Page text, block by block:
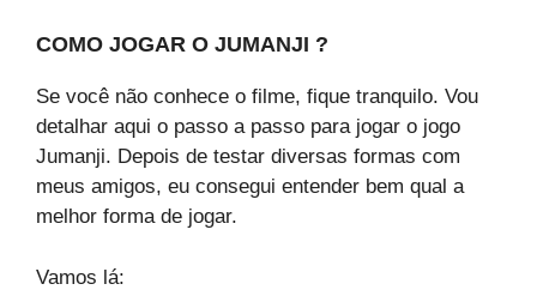
COMO JOGAR O JUMANJI ?
Se você não conhece o filme, fique tranquilo. Vou
detalhar aqui o passo a passo para jogar o jogo
Jumanji. Depois de testar diversas formas com
meus amigos, eu consegui entender bem qual a
melhor forma de jogar.
Vamos lá: